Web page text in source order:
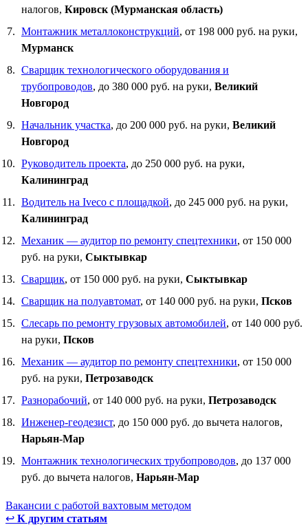
налогов, Кировск (Мурманская область)
Монтажник металлоконструкций, от 198 000 руб. на руки,
Мурманск
Сварщик технологического оборудования и
трубопроводов, до 380 000 руб. на руки, Великий
Новгород
Начальник участка, до 200 000 руб. на руки, Великий
Новгород
Руководитель проекта, до 250 000 руб. на руки,
Калининград
Водитель на Iveco с площадкой, до 245 000 руб. на руки,
Калининград
Механик — аудитор по ремонту спецтехники, от 150 000
руб. на руки, Сыктывкар
Сварщик, от 150 000 руб. на руки, Сыктывкар
Сварщик на полуавтомат, от 140 000 руб. на руки, Псков
Слесарь по ремонту грузовых автомобилей, от 140 000 руб.
на руки, Псков
Механик — аудитор по ремонту спецтехники, от 150 000
руб. на руки, Петрозаводск
Разнорабочий, от 140 000 руб. на руки, Петрозаводск
Инженер-геодезист, до 150 000 руб. до вычета налогов,
Нарьян-Мар
Монтажник технологических трубопроводов, до 137 000
руб. до вычета налогов, Нарьян-Мар
Вакансии с работой вахтовым методом
↩ К другим статьям